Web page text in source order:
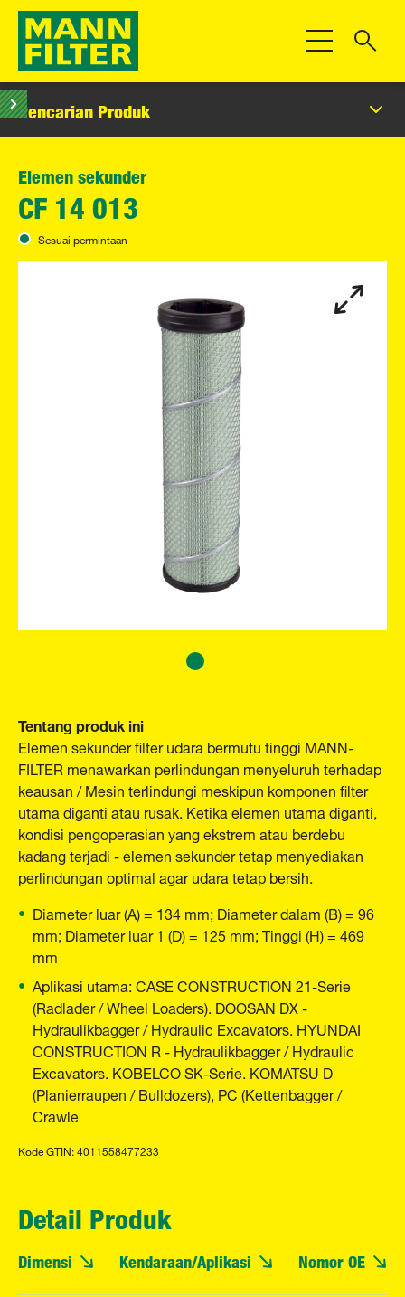
Beralih
Pencarian Produk
Elemen sekunder
CF 14 013
Sesuai permintaan
Tentang produk ini
Elemen sekunder filter udara bermutu tinggi MANN-
FILTER menawarkan perlindungan menyeluruh terhadap
keausan / Mesin terlindungi meskipun komponen filter
utama diganti atau rusak. Ketika elemen utama diganti,
kondisi pengoperasian yang ekstrem atau berdebu
kadang terjadi - elemen sekunder tetap menyediakan
perlindungan optimal agar udara tetap bersih.
Diameter luar (A) = 134 mm; Diameter dalam (B) = 96
mm; Diameter luar 1 (D) = 125 mm; Tinggi (H) = 469
mm
Aplikasi utama: CASE CONSTRUCTION 21-Serie
(Radlader / Wheel Loaders). DOOSAN DX -
Hydraulikbagger / Hydraulic Excavators. HYUNDAI
CONSTRUCTION R - Hydraulikbagger / Hydraulic
Excavators. KOBELCO SK-Serie. KOMATSU D
(Planierraupen / Bulldozers), PC (Kettenbagger /
Crawle
Kode GTIN: 4011558477233
Detail Produk
Dimensi Kendaraan/Aplikasi Nomor OE